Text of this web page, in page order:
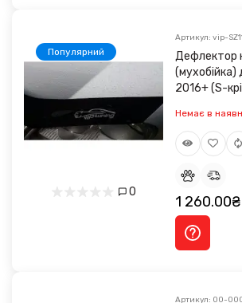
Популярний
0
Артикул: vip-
Дефлектор
(мухобійка)
2016+ (S-
Немає в
1 260.00₴
Артикул: 00-